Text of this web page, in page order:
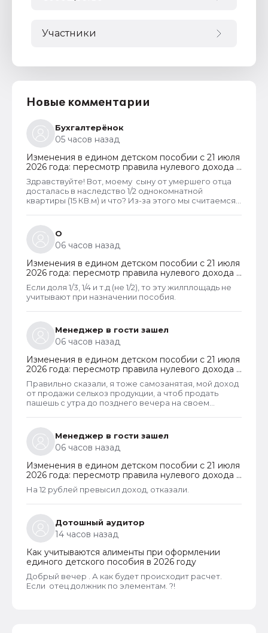
Участники
Новые комментарии
Бухгалтерёнок
05 часов назад
Изменения в едином детском пособии с 21 июля
2026 года: пересмотр правила нулевого дохода и
новый порядок оформления пособий по месту
пребывания
Здравствуйте! Вот, моему сыну от умершего отца
досталась в наследство 1/2 однокомнатной
квартиры (15 КВ.м) и что? Из-за этого мы считаемся
наследства играют роль.
О
06 часов назад
Изменения в едином детском пособии с 21 июля
2026 года: пересмотр правила нулевого дохода и
новый порядок оформления пособий по месту
пребывания
Если доля 1/3, 1/4 и т.д (не 1/2), то эту жилплощадь не
учитывают при назначении пособия.
Менеджер в гости зашел
06 часов назад
Изменения в едином детском пособии с 21 июля
2026 года: пересмотр правила нулевого дохода и
новый порядок оформления пособий по месту
пребывания
Правильно сказали, я тоже самозанятая, мой доход
от продажи сельхоз продукции, а чтоб продать
пашешь с утра до позднего вечера на своем
Менеджер в гости зашел
06 часов назад
Изменения в едином детском пособии с 21 июля
2026 года: пересмотр правила нулевого дохода и
новый порядок оформления пособий по месту
пребывания
На 12 рублей превысил доход, отказали.
Дотошный аудитор
14 часов назад
Как учитываются алименты при оформлении
единого детского пособия в 2026 году
Добрый вечер . А как будет происходит расчет.
Если отец должник по элементам. ?!